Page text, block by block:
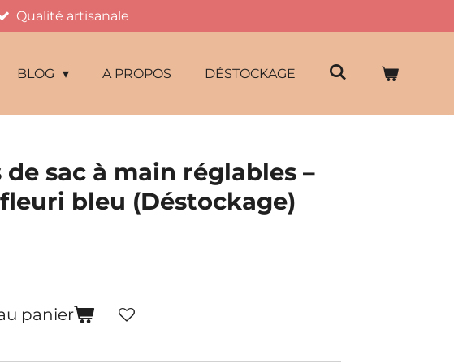
Qualité artisanale
BLOG A PROPOS DÉSTOCKAGE
de sac à main réglables –
bleu (Déstockage)
panier